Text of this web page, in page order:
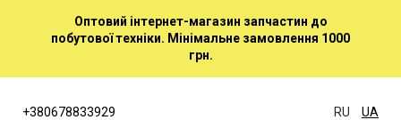
Оптовий інтернет-магазин запчастин до
побутової техніки. Мінімальне замовлення 1000
грн.
+380678833929 RU UA